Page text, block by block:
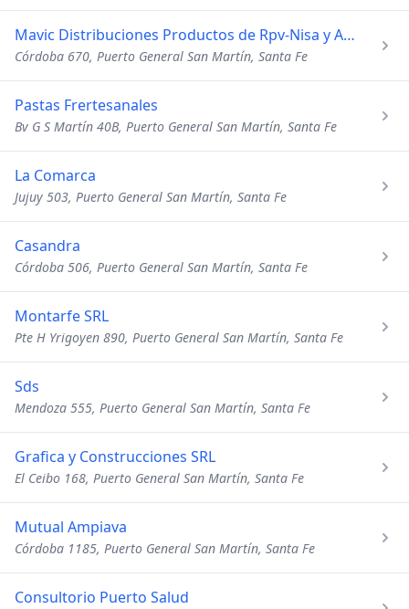
Mavic Distribuciones Productos de Rpv-Nisa y Agd
Córdoba 670, Puerto General San Martín, Santa Fe
Pastas Frertesanales
Bv G S Martín 40B, Puerto General San Martín, Santa Fe
La Comarca
Jujuy 503, Puerto General San Martín, Santa Fe
Casandra
Córdoba 506, Puerto General San Martín, Santa Fe
Montarfe SRL
Pte H Yrigoyen 890, Puerto General San Martín, Santa Fe
Sds
Mendoza 555, Puerto General San Martín, Santa Fe
Grafica y Construcciones SRL
El Ceibo 168, Puerto General San Martín, Santa Fe
Mutual Ampiava
Córdoba 1185, Puerto General San Martín, Santa Fe
Consultorio Puerto Salud